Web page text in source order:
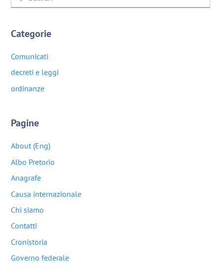
Categorie
Comunicati
decreti e leggi
ordinanze
Pagine
About (Eng)
Albo Pretorio
Anagrafe
Causa internazionale
Chi siamo
Contatti
Cronistoria
Governo federale